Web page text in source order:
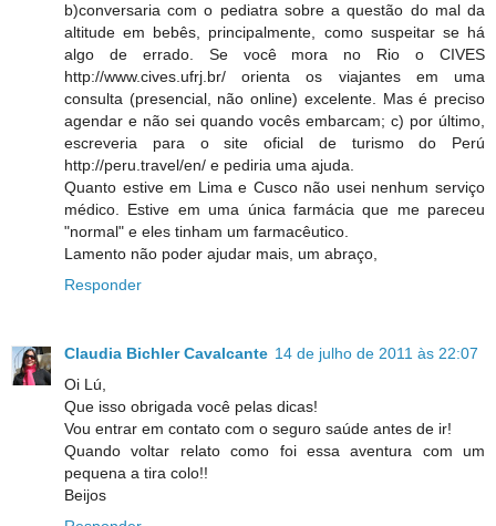
b)conversaria com o pediatra sobre a questão do mal da
altitude em bebês, principalmente, como suspeitar se há
algo de errado. Se você mora no Rio o CIVES
http://www.cives.ufrj.br/ orienta os viajantes em uma
consulta (presencial, não online) excelente. Mas é preciso
agendar e não sei quando vocês embarcam; c) por último,
escreveria para o site oficial de turismo do Perú
http://peru.travel/en/ e pediria uma ajuda.
Quanto estive em Lima e Cusco não usei nenhum serviço
médico. Estive em uma única farmácia que me pareceu
"normal" e eles tinham um farmacêutico.
Lamento não poder ajudar mais, um abraço,
Responder
Claudia Bichler Cavalcante 14 de julho de 2011 às 22:07
Oi Lú,
Que isso obrigada você pelas dicas!
Vou entrar em contato com o seguro saúde antes de ir!
Quando voltar relato como foi essa aventura com um
pequena a tira colo!!
Beijos